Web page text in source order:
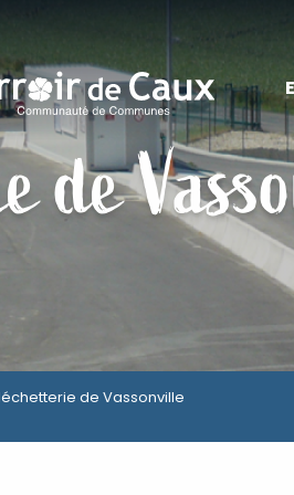
de
de Vassonville